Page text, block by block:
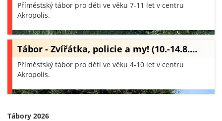
Příměstský tábor pro děti ve věku 7-11 let v centru
Akropolis.
Tábor - Zvířátka, policie a my! (10.-14.8.…
Příměstský tábor pro děti ve věku 4-10 let v centru
Akropolis.
Tábory 2026